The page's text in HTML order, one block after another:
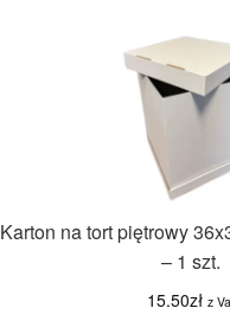
Karton na tort piętrowy
– 1 szt.
15.50zł z